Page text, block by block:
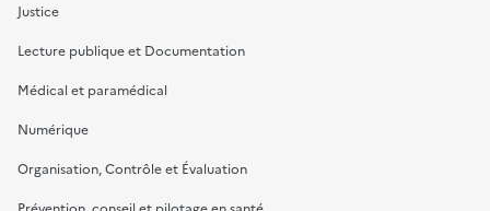
Justice
Lecture publique et Documentation
Médical et paramédical
Numérique
Organisation, Contrôle et Évaluation